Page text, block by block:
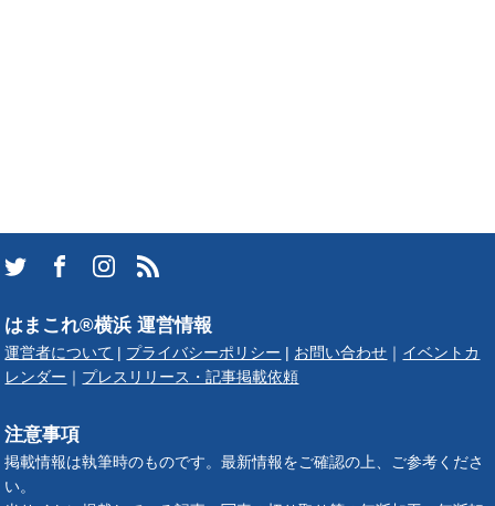
はまこれ®横浜 運営情報
運営者について プライバシーポリシー お問い合わせ
イベントカ
レンダー
プレスリリース・記事掲載依頼
注意事項
掲載情報は執筆時のものです。最新情報をご確認の上、ご参考くださ
い。